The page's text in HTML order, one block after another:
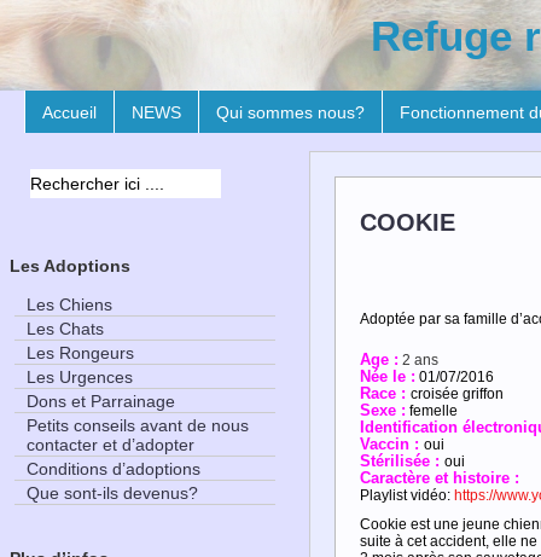
Refuge
Accueil NEWS Qui sommes nous? Fonctionnement
COOKIE
Adoptée par sa famille
Age : 2 ans
Née le : 01/07/2016
Race : croisée griffon
Sexe : femelle
Identification
Vaccin : oui
Stérilisée : oui
Caractère et histoire :
Playlist vidéo: https://
Cookie est une jeune
suite à cet accident, elle
Les Adoptions
Les Chiens
Les Chats
Les Rongeurs
Les Urgences
Dons et Parrainage
Petits conseils avant de nous
contacter et d’adopter
Conditions d’adoptions
Que sont-ils devenus?